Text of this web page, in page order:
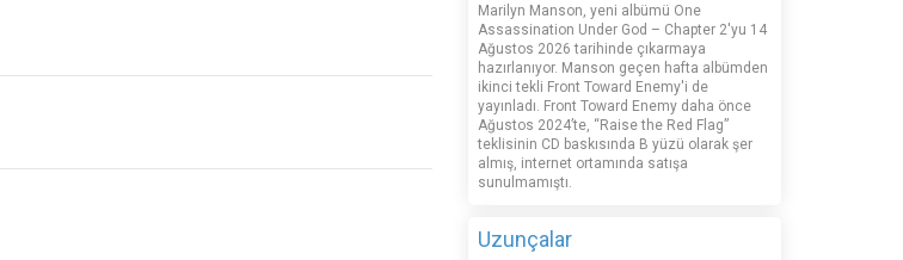
Marilyn Manson, yeni albümü One
Assassination Under God – Chapter 2'yu 14
Ağustos 2026 tarihinde çıkarmaya
hazırlanıyor. Manson geçen hafta albümden
ikinci tekli Front Toward Enemy'i de
yayınladı. Front Toward Enemy daha önce
Ağustos 2024’te, “Raise the Red Flag”
teklisinin CD baskısında B yüzü olarak şer
almış, internet ortamında satışa
sunulmamıştı.
Uzunçalar